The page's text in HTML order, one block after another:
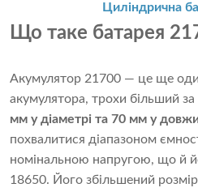
Циліндрична
Що таке батарея
Акумулятор 21700 — це ще
акумулятора, трохи більший
мм у діаметрі та 70 мм у
похвалитися діапазоном
номінальною напругою, що й
18650. Його збільшений